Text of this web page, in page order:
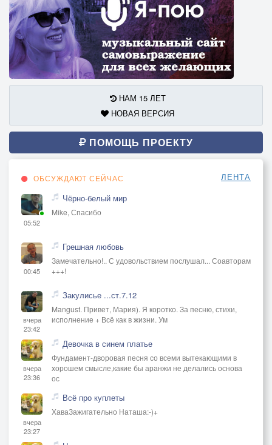
*(Куплет 2)*
Мир стоит на пороге,
А дороги — в тревоге,
Кто-то ищет свой свет,
Кто-то тащит хомут.
Он кричал: "Я спасу, я смогу,
Дай мне руку, и взлетим!",
А теперь я один на снегу,
И огни все не с ним.
*(Pre-Chorus)*
Хватит врать, хватит лгать,
Я устал доверять,
Это боль и пустота.
*(Chorus)*
Шарлатан, шарлатан —
Твой обман, как туман,
Разойдётся по свету,
Но оставит лишь рану.
Шарлатан, шарлатан —
Ты игрок, я капкан,
Я прозрел, я всё вижу,
Уходи, я тебе не верю.
*(Bridge)*
НАМ 15 ЛЕТ
НОВАЯ ВЕРСИЯ
ПОМОЩЬ ПРОЕКТУ
ОБСУЖДАЮТ СЕЙЧАС ЛЕНТА
05:52
Чёрно-белый мир
Mike, Спасибо
00:45
Грешная любовь
Замечательно!.. С удовольствием послушал... Соавторам
+++!
вчера
23:42
Закулисье ...ст.7.12
Mangust. Привет, Мария). Я коротко. За песню, стихи,
исполнение + Всё как в жизни. Ум
вчера
23:36
Девочка в синем платье
Фундамент-дворовая песня со всеми вытекающими в
хорошем смысле,какие бы аранжи не делались основа
ос
вчера
23:27
Всё про куплеты
ХаваЗажигательно Наташа:-)+